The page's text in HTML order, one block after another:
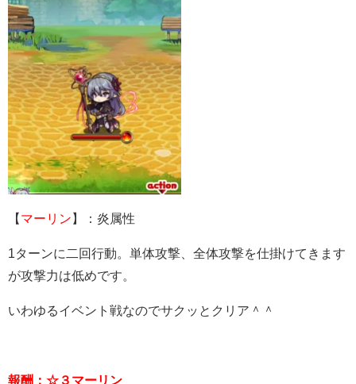
【 マーリン 】：炎属性
1ターンに二回行動。単体攻撃、全体攻撃を仕掛けてきます
が攻撃力は低めです。
いわゆるイベント戦なのでサクッとクリア＾＾
報酬：☆３マーリン